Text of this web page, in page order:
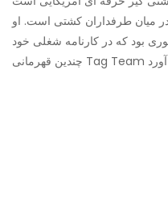
میان طرفداران کشتی است. او
بود که در کارنامه شغلی خود